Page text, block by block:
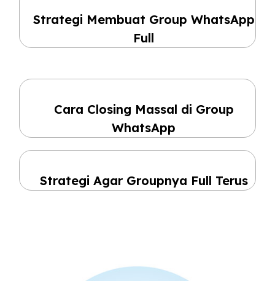
Strategi Membuat Group WhatsApp
Full
Cara Closing Massal di Group
WhatsApp
Strategi Agar Groupnya Full Terus